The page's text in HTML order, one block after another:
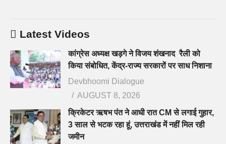
Latest Videos
कांग्रेस अध्यक्ष खड़गे ने विजय शंखनाद रैली को
किया संबोधित, केंद्र-राज्य सरकारों पर साध निशाना
Devbhoomi Dialogue
AUGUST 8, 2026
क्रिकेटर ऋषभ पंत ने आधी रात CM से लगाई गुहार,
3 साल से भटक रहा हूं, उत्तराखंड में नहीं मिल रही
जमीन